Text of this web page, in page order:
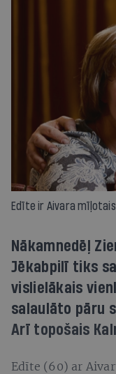
Edīte ir Aivara
Nākamnedēļ
Jēkabpilī tiks
vislielākais
salaulāto pāru
Arī topošais
Edīte (60) ar